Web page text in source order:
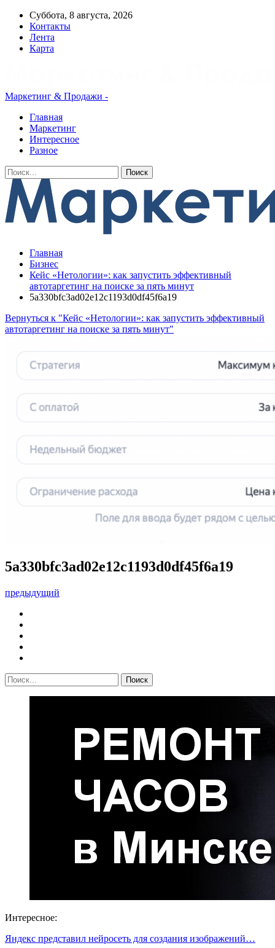
Суббота, 8 августа, 2026
Контакты
Лента
Карта
Маркетинг & Продажи -
Главная
Маркетинг
Интересное
Разное
Главная
Бизнес
Кейс «Нетологии»: как запустить эффективный
автотаргетинг на поиске за пять минут
5a330bfc3ad02e12c1193d0df45f6a19
Вернуться к "Кейс «Нетологии»: как запустить эффективный
автотаргетинг на поиске за пять минут"
5a330bfc3ad02e12c1193d0df45f6a19
предыдущий
Интересное:
Яндекс представил нейросеть для создания изображений…